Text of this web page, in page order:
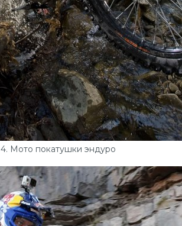
4. Мото покатушки эндуро